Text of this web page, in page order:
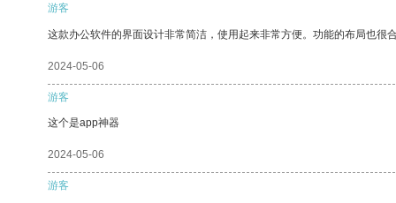
游客
这款办公软件的界面设计非常简洁，使用起来非常方便。功能的布局也很
2024-05-06
游客
这个是app神器
2024-05-06
游客